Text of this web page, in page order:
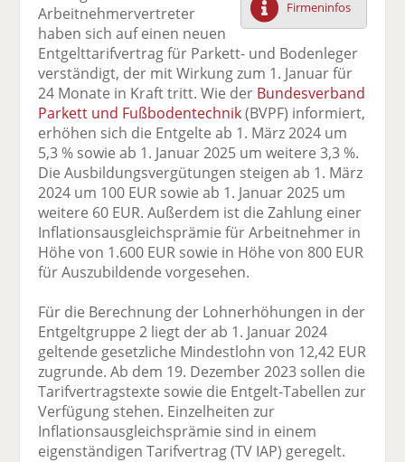
F
ac
e
b
o
o
k
te
il
e
n
tt
er
n
Li
n
k
e
di
n
te
il
e
n
E
m
ai
l
v
er
se
n
d
e
n
ck
e
n
Firmeninfos
Arbeitnehmervertreter
haben sich auf einen neuen
Entgelttarifvertrag für Parkett- und Bodenleger
verständigt, der mit Wirkung zum 1. Januar für
24 Monate in Kraft tritt. Wie der Bundesverband
Parkett und Fußbodentechnik(BVPF) informiert,
erhöhen sich die Entgelte ab 1. März 2024 um
5,3 % sowie ab 1. Januar 2025 um weitere 3,3 %.
Die Ausbildungsvergütungen steigen ab 1. März
2024 um 100 EUR sowie ab 1. Januar 2025 um
weitere 60 EUR. Außerdem ist die Zahlung einer
Inflationsausgleichsprämie für Arbeitnehmer in
Höhe von 1.600 EUR sowie in Höhe von 800 EUR
für Auszubildende vorgesehen.
Für die Berechnung der Lohnerhöhungen in der
Entgeltgruppe 2 liegt der ab 1. Januar 2024
geltende gesetzliche Mindestlohn von 12,42 EUR
zugrunde. Ab dem 19. Dezember 2023 sollen die
Tarifvertragstexte sowie die Entgelt-Tabellen zur
Verfügung stehen. Einzelheiten zur
Inflationsausgleichsprämie sind in einem
eigenständigen Tarifvertrag (TV IAP) geregelt.